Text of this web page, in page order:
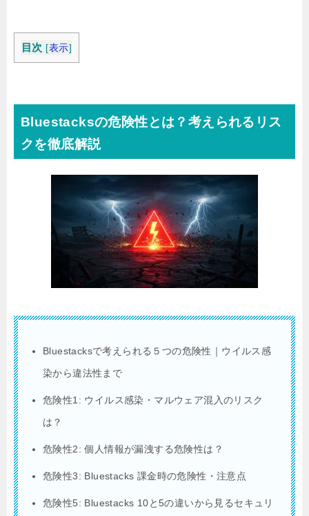
目次 [表示]
Bluestacksの危険性とは？考えられるリス
クを徹底解説
Bluestacksで考えられる５つの危険性｜ウイルス感
染から違法性まで
危険性1: ウイルス感染・マルウェア混入のリスク
は？
危険性2: 個人情報が漏洩する危険性は？
危険性3: Bluestacks 課金時の危険性・注意点
危険性5: Bluestacks 10と5の違いから見るセキュリ